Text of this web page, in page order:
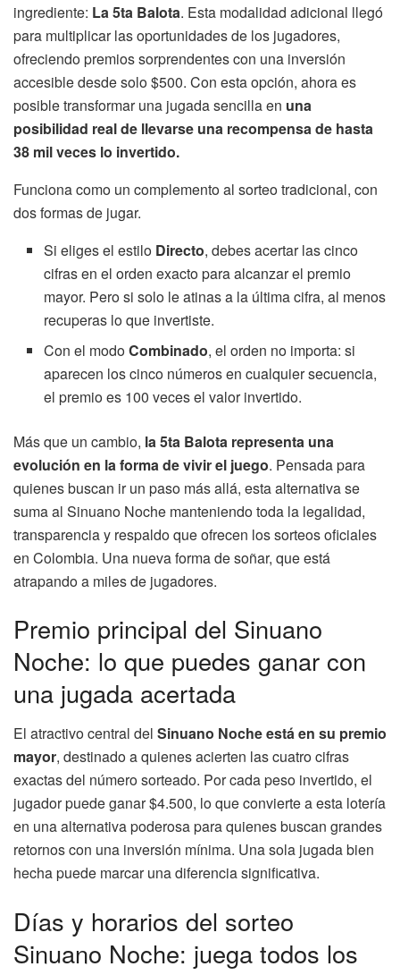
ingrediente: La 5ta Balota. Esta modalidad adicional llegó
para multiplicar las oportunidades de los jugadores,
ofreciendo premios sorprendentes con una inversión
accesible desde solo $500. Con esta opción, ahora es
posible transformar una jugada sencilla en una
posibilidad real de llevarse una recompensa de hasta
38 mil veces lo invertido.
Funciona como un complemento al sorteo tradicional, con
dos formas de jugar.
Si eliges el estilo Directo, debes acertar las cinco
cifras en el orden exacto para alcanzar el premio
mayor. Pero si solo le atinas a la última cifra, al menos
recuperas lo que invertiste.
Con el modoCombinado, el orden no importa: si
aparecen los cinco números en cualquier secuencia,
el premio es 100 veces el valor invertido.
Más que un cambio, la 5ta Balota representa una
evolución en la forma de vivir el juego. Pensada para
quienes buscan ir un paso más allá, esta alternativa se
suma al Sinuano Noche manteniendo toda la legalidad,
transparencia y respaldo que ofrecen los sorteos oficiales
en Colombia. Una nueva forma de soñar, que está
atrapando a miles de jugadores.
Premio principal del Sinuano
Noche: lo que puedes ganar con
una jugada acertada
El atractivo central del Sinuano Noche está en su premio
mayor, destinado a quienes acierten las cuatro cifras
exactas del número sorteado. Por cada peso invertido, el
jugador puede ganar $4.500, lo que convierte a esta lotería
en una alternativa poderosa para quienes buscan grandes
retornos con una inversión mínima. Una sola jugada bien
hecha puede marcar una diferencia significativa.
Días y horarios del sorteo
Sinuano Noche: juega todos los